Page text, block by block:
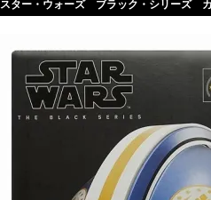
スター・ウォーズ ブラック・シリーズ